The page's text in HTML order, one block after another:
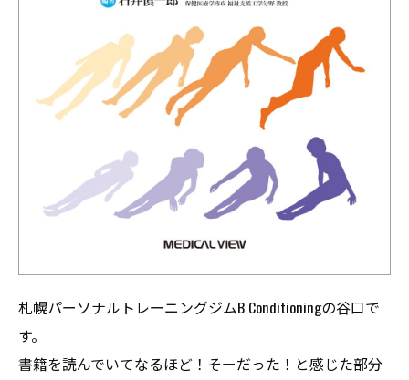
札幌パーソナルトレーニングジムB Conditioningの谷口で
す。
書籍を読んでいてなるほど！そーだった！と感じた部分